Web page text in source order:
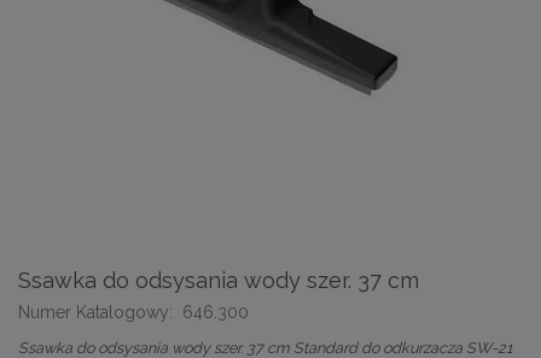
Ssawka do odsysania wody szer. 37 cm
Numer Katalogowy: 646.300
Ssawka do odsysania wody szer. 37 cm Standard do odkurzacza SW-21